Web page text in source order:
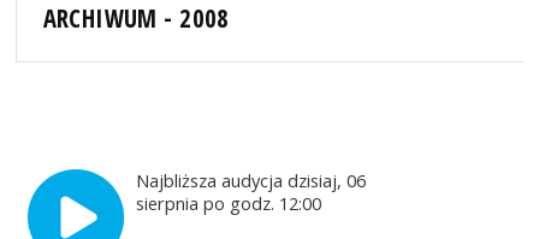
ARCHIWUM - 2008
Najbliższa audycja dzisiaj, 06
sierpnia po godz. 12:00